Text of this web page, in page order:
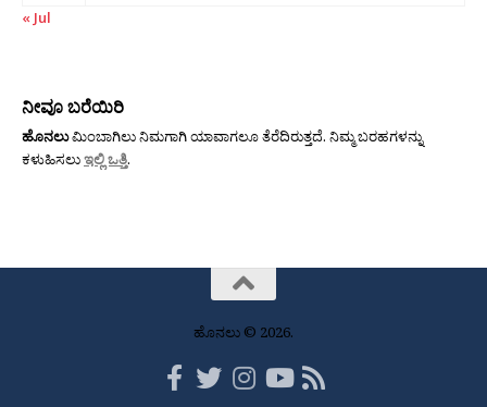
« Jul
ನೀವೂ ಬರೆಯಿರಿ
ಹೊನಲುಮಿಂಬಾಗಿಲು ನಿಮಗಾಗಿ ಯಾವಾಗಲೂ ತೆರೆದಿರುತ್ತದೆ. ನಿಮ್ಮ ಬರಹಗಳನ್ನು
ಕಳುಹಿಸಲುಇಲ್ಲಿ ಒತ್ತಿ.
ಹೊನಲು © 2026.